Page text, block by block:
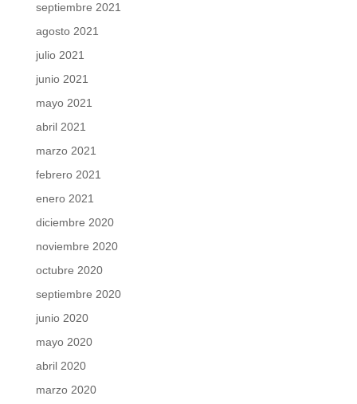
septiembre 2021
agosto 2021
julio 2021
junio 2021
mayo 2021
abril 2021
marzo 2021
febrero 2021
enero 2021
diciembre 2020
noviembre 2020
octubre 2020
septiembre 2020
junio 2020
mayo 2020
abril 2020
marzo 2020